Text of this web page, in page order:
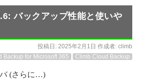
バックアップ性能と使いや
投稿日: 2025年2月1日 作成者: climb
Backup for Microsoft 365 Climb Cloud Backup
バ (さらに…)